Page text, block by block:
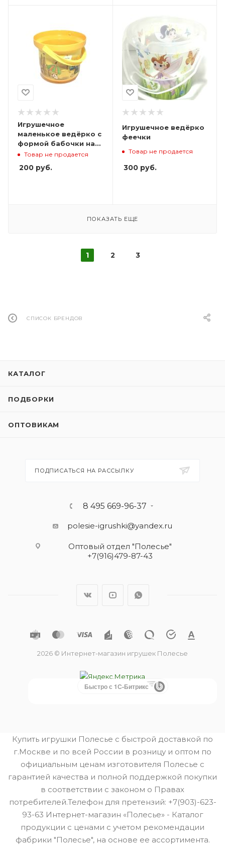
Игрушечное
маленькое ведёрко с
формой бабочки на
донышке
Товар не продается
200 руб.
Игрушечное ведёрко
феечки
Товар не продается
300руб.
ПОКАЗАТЬ ЕЩЕ
1 2 3
СПИСОК БРЕНДОВ
КАТАЛОГ
ПОДБОРКИ
ОПТОВИКАМ
ПОДПИСАТЬСЯ НА РАССЫЛКУ
8 495 669-96-37
polesie-igrushki@yandex.ru
Оптовый отдел "Полесье"
+7(916)479-87-43
2026 © Интернет-магазин игрушек Полесье
Быстро с 1С-Битрикс
Купить игрушки Полесье с быстрой доставкой по
г.Москве и по всей России в розницу и оптом по
официальным ценам изготовителя Полесье с
гарантией качества и полной поддержкой покупки
в соответствии с законом о Правах
потребителей.Телефон для претензий: +7(903)-623-
93-63 Интернет-магазин «Полесье» - Каталог
продукции с ценами с учетом рекомендации
фабрики "Полесье", на основе ее ассортимента.